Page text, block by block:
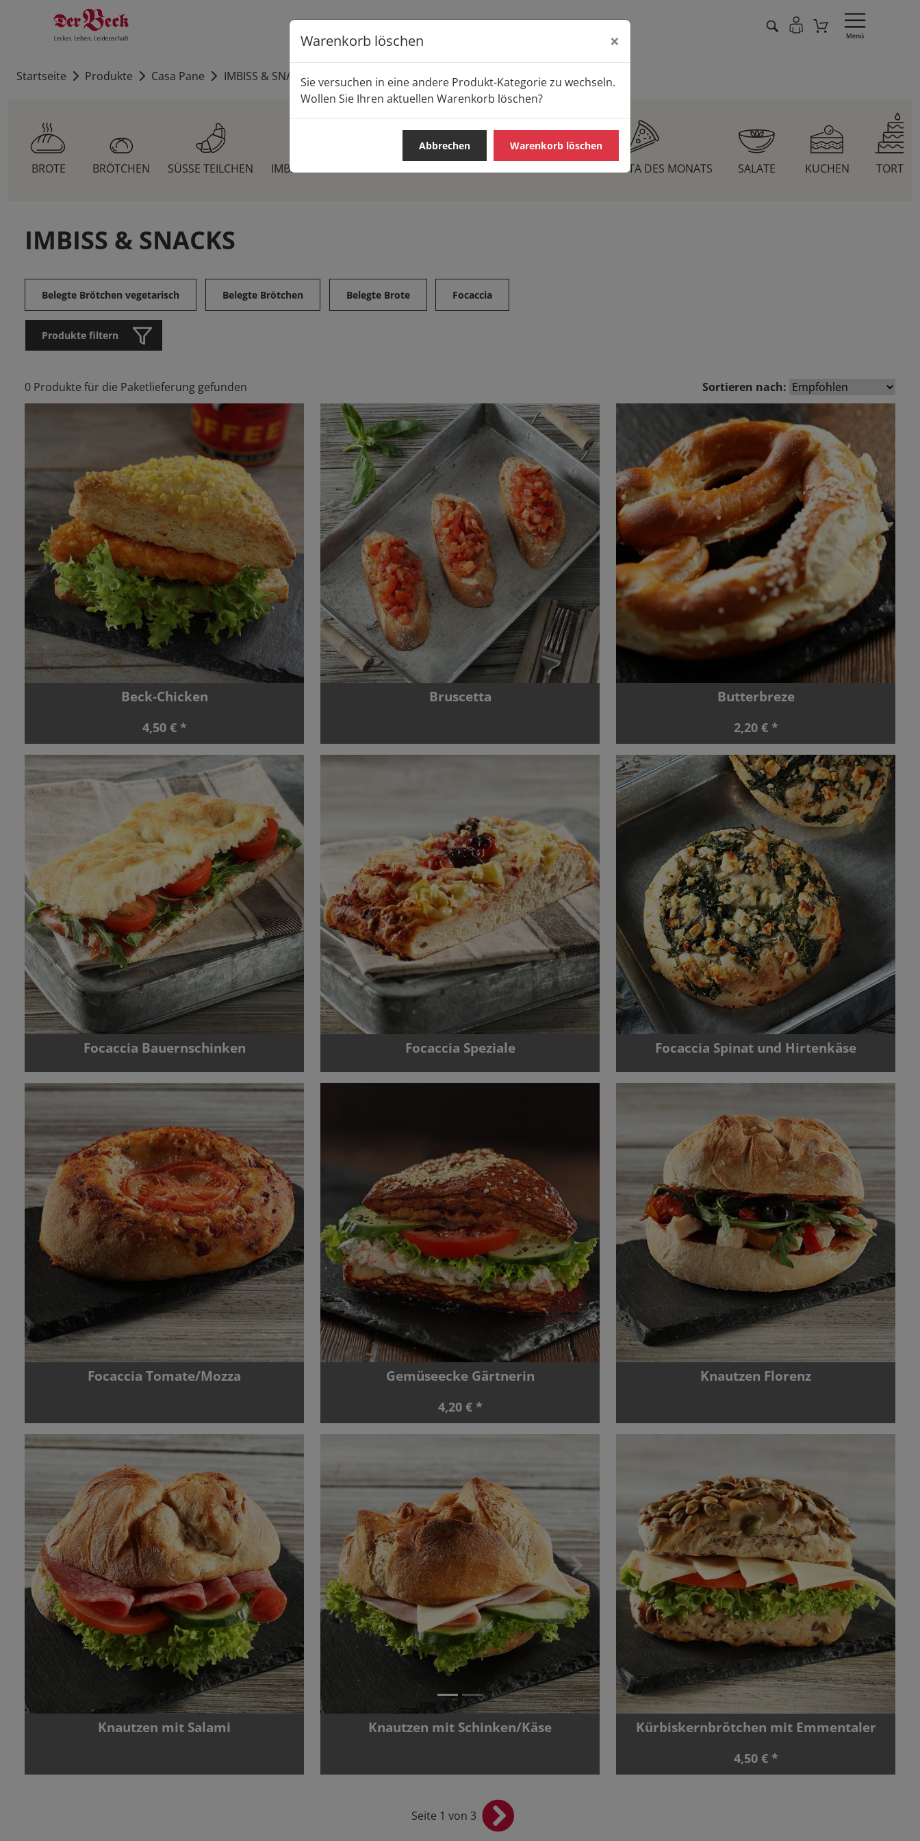
Warenkorb löschen ×
Sie versuchen in eine andere Produkt-Kategorie zu wechseln.
Wollen Sie Ihren aktuellen Warenkorb löschen?
Abbrechen Warenkorb löschen
Startseite Produkte Casa Pane IMBISS & SNACKS
BROTE BRÖTCHEN SÜSSE TEILCHEN IMBISS & SNACKS PIZZA / PASTA DES MONATS SALATE KUCHEN TORTEN
IMBISS & SNACKS
Belegte Brötchen vegetarisch Belegte Brötchen Belegte Brote Focaccia
Produkte filtern
0 Produkte für die Paketlieferung gefunden Sortieren nach:
Beck-Chicken
4,50 € *
Bruscetta Butterbreze
2,20 € *
Focaccia Bauernschinken Focaccia Speziale Focaccia Spinat und Hirtenkäse
Focaccia Tomate/Mozza Gemüseecke Gärtnerin
4,20 € *
Knautzen Florenz
Knautzen mit Salami
Zurück Vor
Knautzen mit Schinken/Käse Kürbiskernbrötchen mit Emmentaler
4,50 € *
Seite 1 von 3